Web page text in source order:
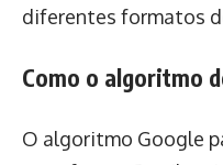
diferentes formatos
Como o algoritmo
O algoritmo Google